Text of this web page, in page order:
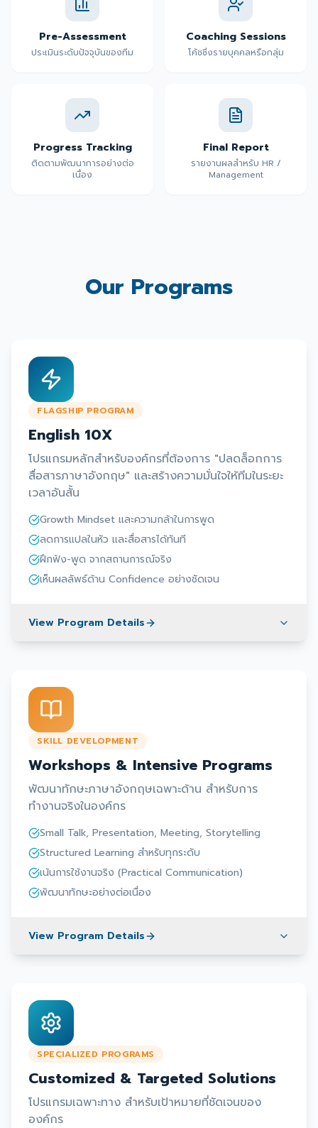
Pre-Assessment
ประเมินระดับปัจจุบันของทีม
Coaching Sessions
โค้ชชิ่งรายบุคคลหรือกลุ่ม
Progress Tracking
ติดตามพัฒนาการอย่างต่อ
เนื่อง
Final Report
รายงานผลสำหรับ HR /
Management
Our Programs
FLAGSHIP PROGRAM
English 10X
โปรแกรมหลักสำหรับองค์กรที่ต้องการ "ปลดล็อกการ
สื่อสารภาษาอังกฤษ" และสร้างความมั่นใจให้ทีมในระยะ
เวลาอันสั้น
Growth Mindset และความกล้าในการพูด
ลดการแปลในหัว และสื่อสารได้ทันที
ฝึกฟัง-พูด จากสถานการณ์จริง
เห็นผลลัพธ์ด้าน Confidence อย่างชัดเจน
View Program Details
SKILL DEVELOPMENT
Workshops & Intensive Programs
พัฒนาทักษะภาษาอังกฤษเฉพาะด้าน สำหรับการ
ทำงานจริงในองค์กร
Small Talk, Presentation, Meeting, Storytelling
Structured Learning สำหรับทุกระดับ
เน้นการใช้งานจริง (Practical Communication)
พัฒนาทักษะอย่างต่อเนื่อง
View Program Details
SPECIALIZED PROGRAMS
Customized & Targeted Solutions
โปรแกรมเฉพาะทาง สำหรับเป้าหมายที่ชัดเจนของ
องค์กร